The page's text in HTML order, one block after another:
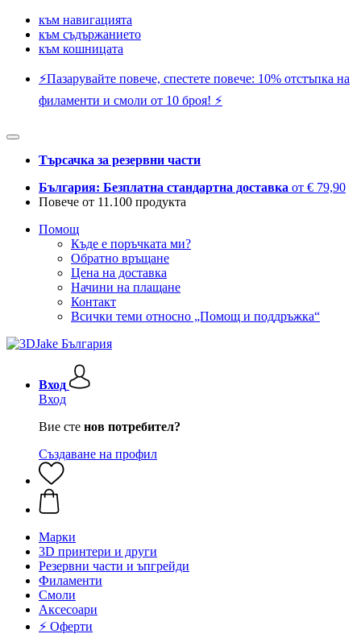
към навигацията
към съдържанието
към кошницата
⚡️Пазарувайте повече, спестете повече: 10% отстъпка на
филаменти и смоли от 10 броя! ⚡️
Търсачка за резервни части
България: Безплатна стандартна доставка от € 79,90
Повече от 11.100 продукта
Помощ
Къде е поръчката ми?
Обратно връщане
Цена на доставка
Начини на плащане
Контакт
Всички теми относно „Помощ и поддръжка“
Вход
Вход
Вие сте нов потребител?
Създаване на профил
Mарки
3D принтери и други
Резервни части и ъпгрейди
Филаменти
Смоли
Аксесоари
⚡ Оферти